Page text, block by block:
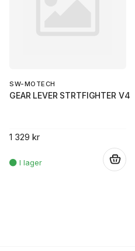
SW-MOTECH
GEAR LEVER STRTFIGHTER V4
1 329 kr